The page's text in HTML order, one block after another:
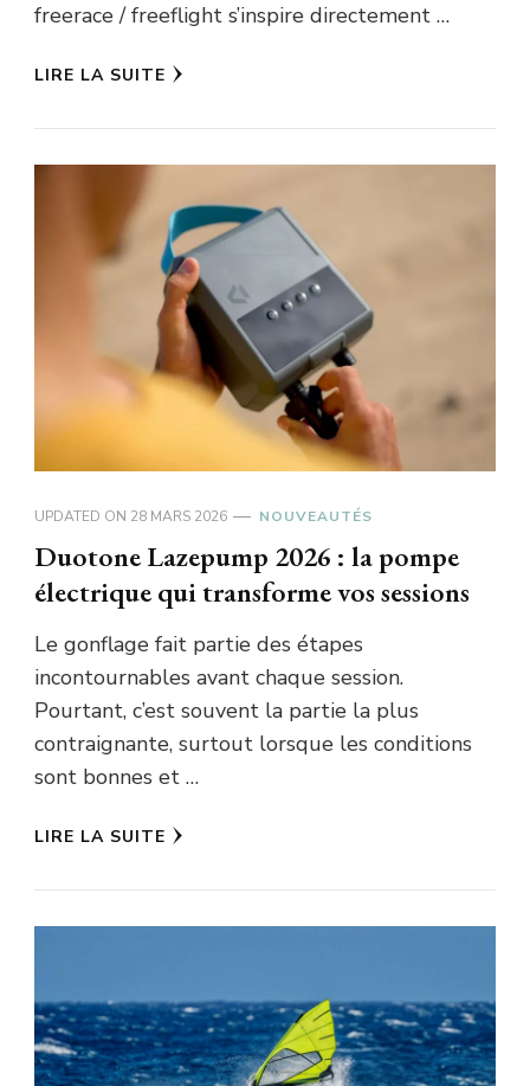
freerace / freeflight s’inspire directement …
LIRE LA SUITE
UPDATED ON 28 MARS 2026 NOUVEAUTÉS
Duotone Lazepump 2026 : la pompe
électrique qui transforme vos sessions
Le gonflage fait partie des étapes
incontournables avant chaque session.
Pourtant, c’est souvent la partie la plus
contraignante, surtout lorsque les conditions
sont bonnes et …
LIRE LA SUITE